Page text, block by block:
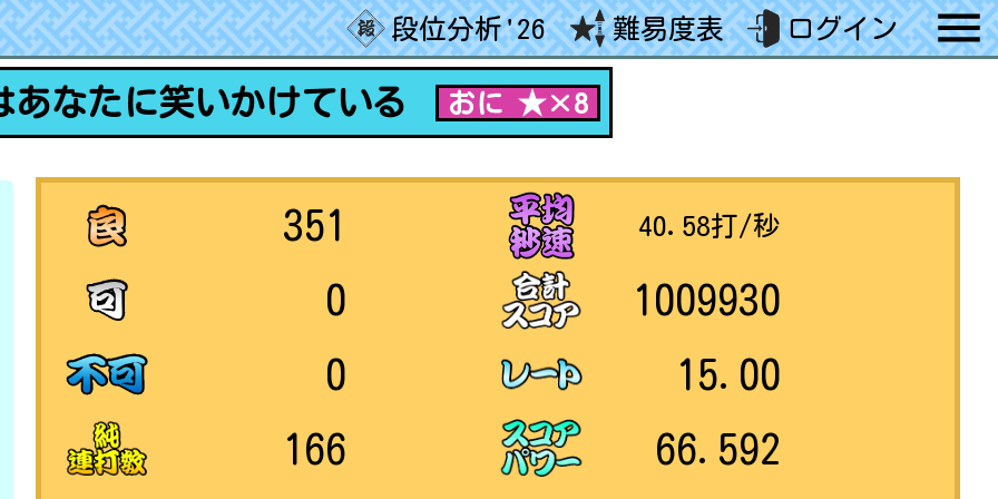
段位分析'26 難易度表 ログイン
あなたに笑いかけている おに ★×8
351
0
0
166
40.58打/秒
1009930
15.00
66.592